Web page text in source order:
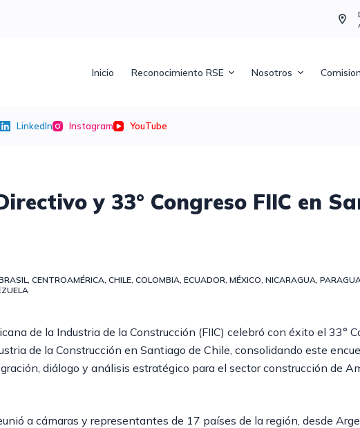
Inicio Reconocimiento RSE Nosotros
LinkedIn Instagram YouTube
y 33° Congreso FIIC en
CENTROAMÉRICA CHILE COLOMBIA ECUADOR MÉXICO NICARAGUA
de la Industria de la Construcción (FIIC) celebró con éxito el 33°
de la Construcción en Santiago de Chile, consolidando este
diálogo y análisis estratégico para el sector construcción de
a cámaras y representantes de 17 países de la región, desde